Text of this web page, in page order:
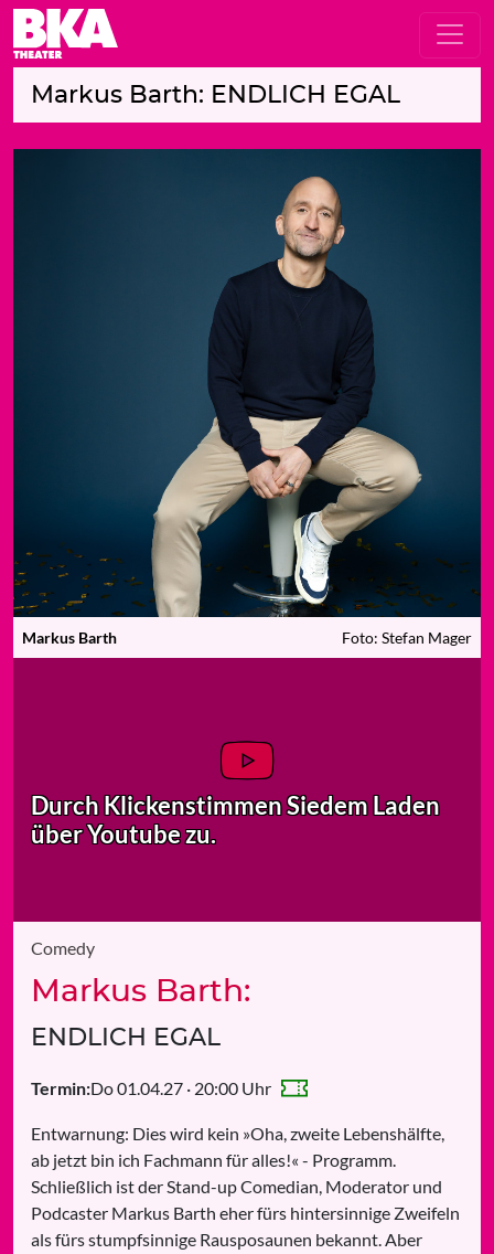
Markus Barth: ENDLICH EGAL
Markus Barth Foto: Stefan Mager
Durch Klickenstimmen Siedem Laden
über Youtube zu.
Comedy
Markus Barth:
ENDLICH EGAL
Termin:Do 01.04.27 · 20:00 Uhr
Entwarnung: Dies wird kein »Oha, zweite Lebenshälfte,
ab jetzt bin ich Fachmann für alles!« - Programm.
Schließlich ist der Stand-up Comedian, Moderator und
Podcaster Markus Barth eher fürs hintersinnige Zweifeln
als fürs stumpfsinnige Rausposaunen bekannt. Aber